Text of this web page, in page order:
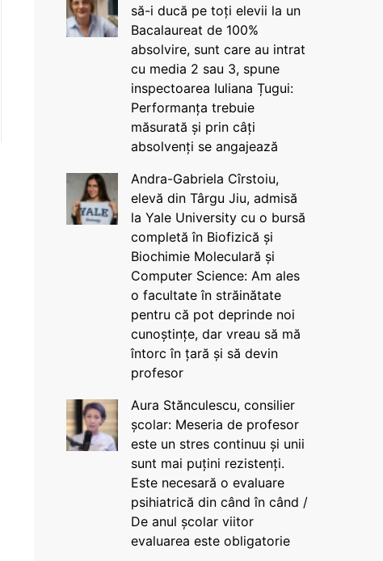
să-i ducă pe toți elevii la un
Bacalaureat de 100%
absolvire, sunt care au intrat
cu media 2 sau 3, spune
inspectoarea Iuliana Țugui:
Performanța trebuie
măsurată și prin câți
absolvenți se angajează
Andra-Gabriela Cîrstoiu,
elevă din Târgu Jiu, admisă
la Yale University cu o bursă
completă în Biofizică și
Biochimie Moleculară și
Computer Science: Am ales
o facultate în străinătate
pentru că pot deprinde noi
cunoștințe, dar vreau să mă
întorc în țară și să devin
profesor
Aura Stănculescu, consilier
școlar: Meseria de profesor
este un stres continuu și unii
sunt mai puțini rezistenți.
Este necesară o evaluare
psihiatrică din când în când /
De anul școlar viitor
evaluarea este obligatorie